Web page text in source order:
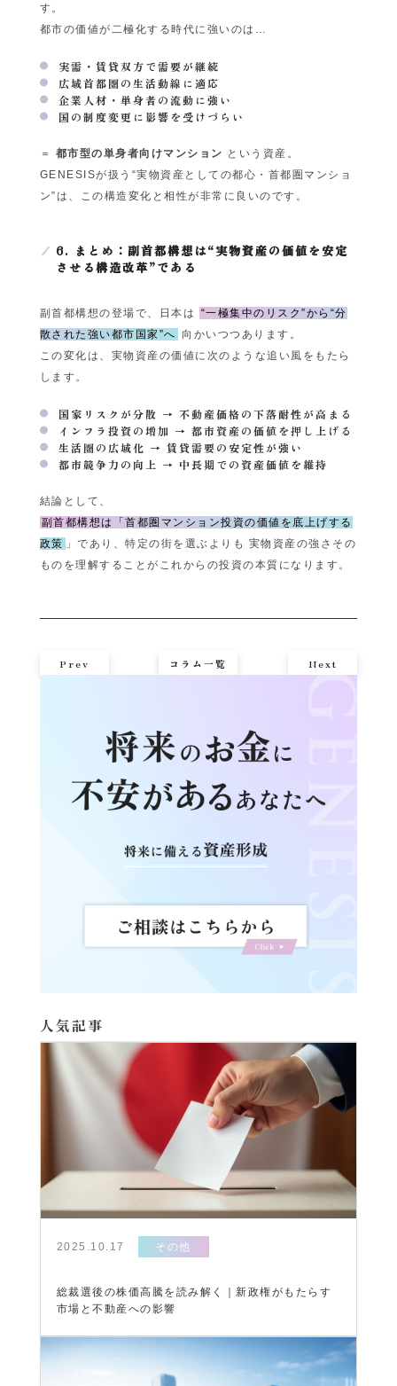
す。
都市の価値が二極化する時代に強いのは…
実需・賃貸双方で需要が継続
広域首都圏の生活動線に適応
企業人材・単身者の流動に強い
国の制度変更に影響を受けづらい
＝ 都市型の単身者向けマンション という資産。
GENESISが扱う“実物資産としての都心・首都圏マンショ
ン”は、この構造変化と相性が非常に良いのです。
6. まとめ：副首都構想は“実物資産の価値を安定
させる構造改革”である
副首都構想の登場で、日本は
“一極集中のリスク”から“分
散された強い都市国家”へ 向かいつつあります。
この変化は、実物資産の価値に次のような追い風をもたら
します。
国家リスクが分散 → 不動産価格の下落耐性が高まる
インフラ投資の増加 → 都市資産の価値を押し上げる
生活圏の広域化 → 賃貸需要の安定性が強い
都市競争力の向上 → 中長期での資産価値を維持
結論として、
副首都構想は「首都圏マンション投資の価値を底上げする
政策 」であり、特定の街を選ぶよりも 実物資産の強さその
ものを理解することがこれからの投資の本質になります。
Prev コラム一覧 Next
人気記事
2025.10.17 その他
総裁選後の株価高騰を読み解く｜新政権がもたらす
市場と不動産への影響